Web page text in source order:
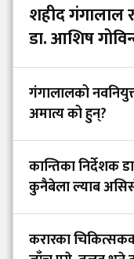
शहीद गंगालाल
डा. आशिष
गंगालालको
अमात्य को हुन्?
कान्तिका निर्देशक
कुनैबेला ल्याब
करारका